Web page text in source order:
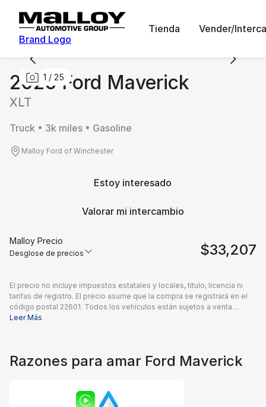
Brand Logo
Tienda Vender/
1 / 25
2026 Ford Maverick
XLT
Truck • 3k miles • Gasoline
Malloy Ford of Winchester
Estoy interesado
Valorar mi intercambio
Malloy Precio
Desglose de precios $33,207
El precio no incluye impuestos estatales y locales, título, licencia ni
tarifas de registro. El precio asume que la compra se registrará en el
código postal 22601. Todos los vehículos están sujetos a venta
previa. Los precios incluyen una tarifa de documentación del
compatibles con ofertas especiales de financiamiento. El precio real
del concesionario puede variar.
Leer Más
Razones para amar Ford Maverick